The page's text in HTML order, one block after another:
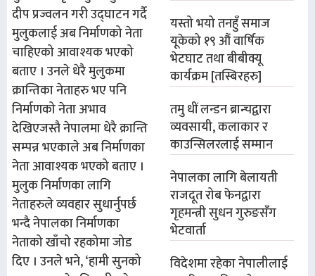
दीप प्रज्वलन गरी उद्घाटन गर्दै
मुलुकलाई अब निर्माणको नेता
चाहिएको आवाश्यक भएको
बताए । उनले धेरै मुलुकमा
क्रान्तिका नेताहरु भए पनि
निर्माणको नेता अभाव
देखिएजस्तै नेपालमा धेरै क्रान्ति
सम्पन्न भएकाले अब निर्माणका
नेता आवाश्यक भएको बताए ।
मुलुक निर्माणका लागि
नेताहरुले व्यवहार सुधार्नुपर्छ
भन्दै नेपालका निर्माणका
नेताको खाँचो रहकोमा जोड
दिए । उनले भने, ‘हामी सुनको
यस्तो भयो तनहुँ समाज
यूकेको १९ औं वार्षिक
भेटघाट तथा बीबीक्यू
कार्यक्रम [तस्बिरहरु]
तमु धीं लन्डन ब्रान्चद्वारा
व्यवसायी, कलाकार र
काउन्सिलरलाई सम्मान
नेपालका लागि बेलायती
राजदूत रोब फेनद्वारा
गृहमन्त्री सुधन गुरुङसँग
भेटवार्ता
विदेशमा रहेका नेपालीलाई